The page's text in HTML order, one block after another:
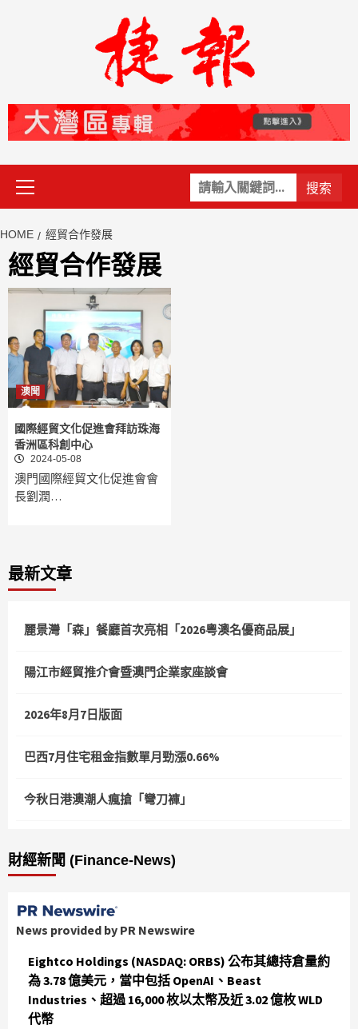
關
鍵
Primary
Menu
HOME 經貿合作發展
經貿合作發展
澳聞
國際經貿文化促進會拜訪珠海
香洲區科創中心
2024-05-08
澳門國際經貿文化促進會會
長劉潤…
最新文章
麗景灣「森」餐廳首次亮相「2026粵澳名優商品展」
陽江市經貿推介會暨澳門企業家座談會
2026年8月7日版面
巴西7月住宅租金指數單月勁漲0.66%
今秋日港澳潮人瘋搶「彎刀褲」
財經新聞 (Finance-News)
News provided by PR Newswire
Eightco Holdings (NASDAQ: ORBS) 公布其總持倉量約
為 3.78 億美元，當中包括 OpenAI、Beast
Industries、超過 16,000 枚以太幣及近 3.02 億枚 WLD
代幣